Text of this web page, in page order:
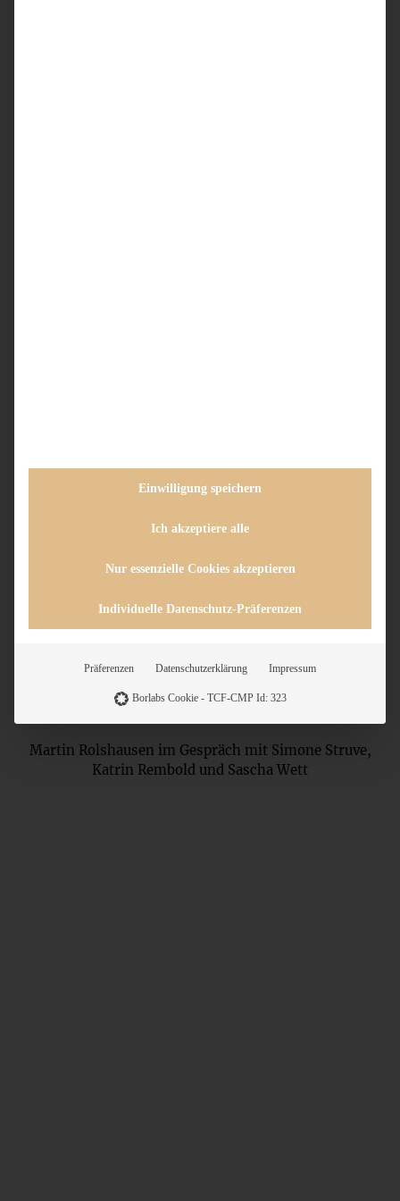
Martin Rolshausen im Gespräch mit Simone Struve,
Katrin Rembold und Sascha Wett
Einwilligung speichern
Ich akzeptiere alle
Nur essenzielle Cookies akzeptieren
Individuelle Datenschutz-Präferenzen
Präferenzen Datenschutzerklärung Impressum
Borlabs Cookie - TCF-CMP Id: 323